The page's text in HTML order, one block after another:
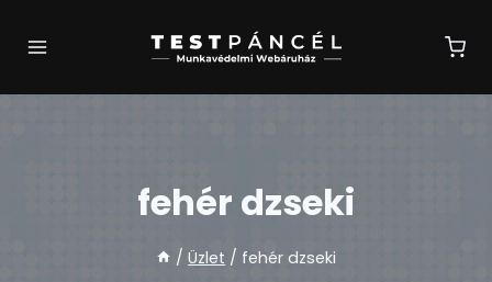
fehér dzseki
/ Üzlet / fehér dzseki